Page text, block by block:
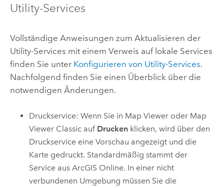
Utility-Services
Vollständige Anweisungen zum Aktualisieren der
Utility-Services mit einem Verweis auf lokale Services
finden Sie unter Konfigurieren von Utility-Services.
Nachfolgend finden Sie einen Überblick über die
notwendigen Änderungen.
Druckservice: Wenn Sie in Map Viewer oder Map
Viewer Classic auf Drucken klicken, wird über den
Druckservice eine Vorschau angezeigt und die
Karte gedruckt. Standardmäßig stammt der
Service ausArcGIS Online. In einer nicht
verbundenen Umgebung müssen Sie die